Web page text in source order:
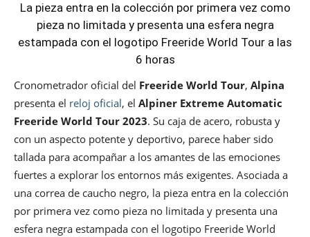
La pieza entra en la colección por primera vez como
pieza no limitada y presenta una esfera negra
estampada con el logotipo Freeride World Tour a las
6 horas
Cronometrador oficial del Freeride World Tour, Alpina
presenta el reloj oficial, el Alpiner Extreme Automatic
Freeride World Tour 2023. Su caja de acero, robusta y
con un aspecto potente y deportivo, parece haber sido
tallada para acompañar a los amantes de las emociones
fuertes a explorar los entornos más exigentes. Asociada a
una correa de caucho negro, la pieza entra en la colección
por primera vez como pieza no limitada y presenta una
esfera negra estampada con el logotipo Freeride World